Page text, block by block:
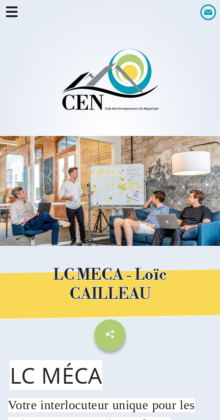
LC MECA - Loïc
CAILLEAU
LC MÉCA
Votre interlocuteur unique pour les